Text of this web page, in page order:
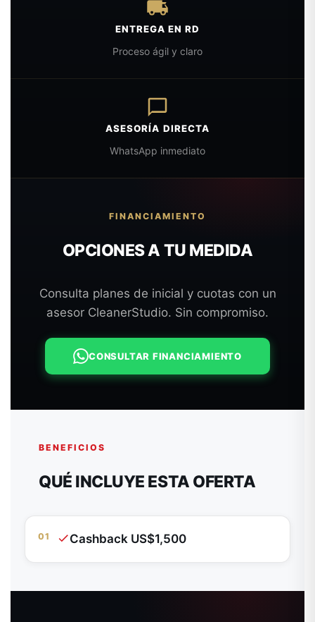
ENTREGA EN RD
Proceso ágil y claro
ASESORÍA DIRECTA
WhatsApp inmediato
FINANCIAMIENTO
OPCIONES A TU MEDIDA
Consulta planes de inicial y cuotas con un
asesor CleanerStudio. Sin compromiso.
CONSULTAR FINANCIAMIENTO
BENEFICIOS
QUÉ INCLUYE ESTA OFERTA
01 Cashback US$1,500